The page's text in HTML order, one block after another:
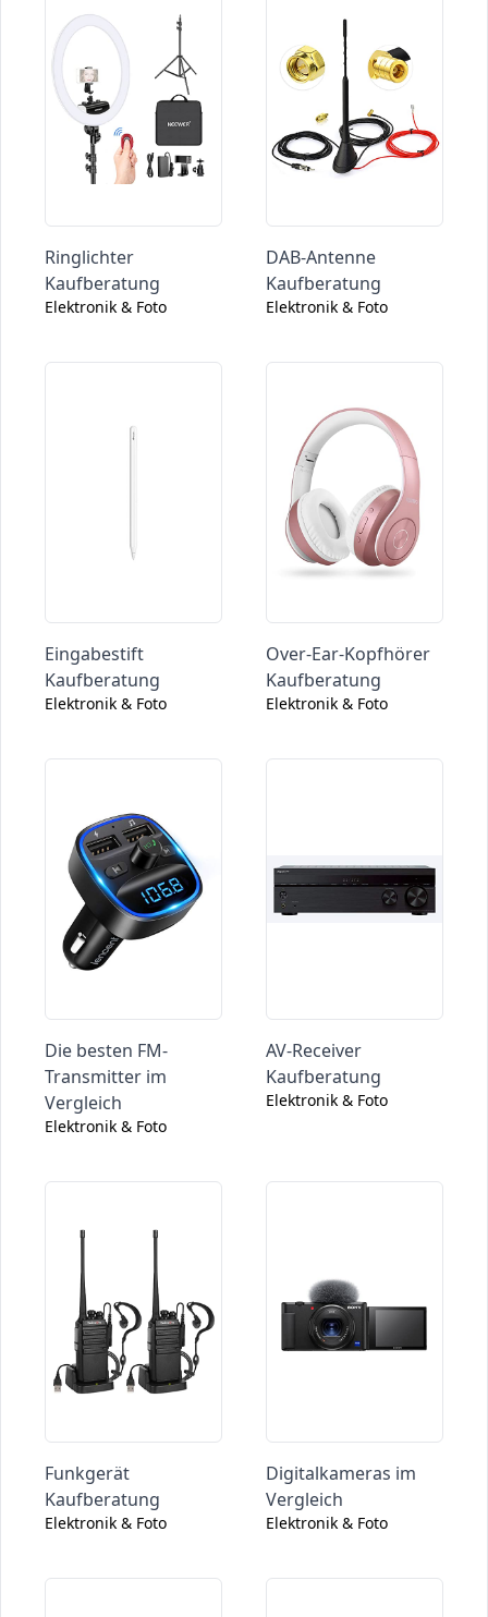
Ringlichter
Kaufberatung
Elektronik & Foto
DAB-Antenne
Kaufberatung
Elektronik & Foto
Eingabestift
Kaufberatung
Elektronik & Foto
Over-Ear-Kopfhörer
Kaufberatung
Elektronik & Foto
Die besten FM-
Transmitter im
Vergleich
Elektronik & Foto
AV-Receiver
Kaufberatung
Elektronik & Foto
Funkgerät
Kaufberatung
Elektronik & Foto
Digitalkameras im
Vergleich
Elektronik & Foto